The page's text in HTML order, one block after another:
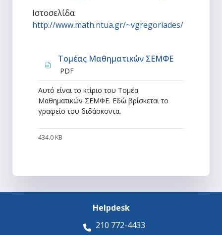
Ιστοσελίδα:
http://www.math.ntua.gr/~vgregoriades/
Τομέας Μαθηματικών ΣΕΜΦΕΑρχείο
PDF
Αυτό είναι το κτίριο του Τομέα
Μαθηματικών ΣΕΜΦΕ. Εδώ βρίσκεται το
γραφείο του διδάσκοντα.
434.0 KB
Helpdesk
210 772-4433